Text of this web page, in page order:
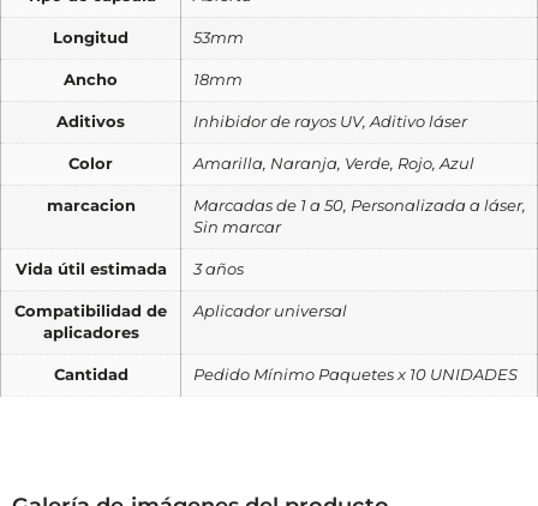
Longitud 53mm
Ancho 18mm
Aditivos Inhibidor de rayos UV, Aditivo láser
Color Amarilla, Naranja, Verde, Rojo, Azul
marcacion
Marcadas de 1 a 50, Personalizada a láser,
Sin marcar
Vida útil estimada 3 años
Compatibilidad de
aplicadores
Aplicador universal
Cantidad Pedido Mínimo Paquetes x 10 UNIDADES